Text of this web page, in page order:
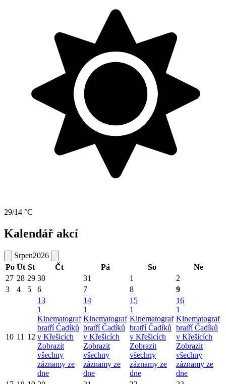
29/14 °C
Kalendář akcí
Srpen2026
Po Út St Čt Pá So
Ne
27 28 29 30 31 1
2
3
4 5 6 7 8 9
10 11 12
13
1
Kinematograf
bratří Čadíků
v Křešicích
Zobrazit
všechny
záznamy ze
dne
14
1
Kinematograf
bratří Čadíků
v Křešicích
Zobrazit
všechny
záznamy ze
dne
15
1
Kinematograf
bratří Čadíků
v Křešicích
Zobrazit
všechny
záznamy ze
dne
16
1
Kinematograf
bratří Čadíků
v Křešicích
Zobrazit
všechny
záznamy ze
dne